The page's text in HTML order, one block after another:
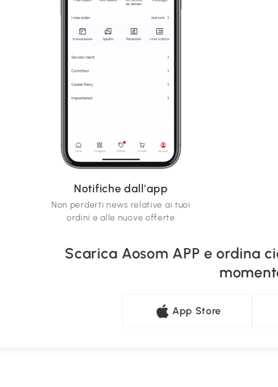
Notifiche dall'app
Non perderti news relative ai tuoi
ordini e alle nuove offerte
Scarica Aosom APP e ordina
App Store